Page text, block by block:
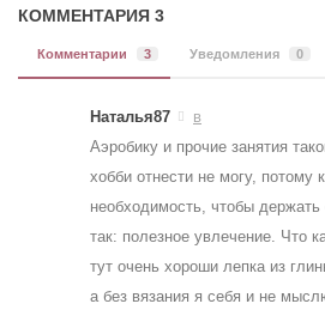
КОММЕНТАРИЯ 3
Комментарии 3 Уведомления 0
Наталья87
в
Аэробику и прочие занятия
хобби отнести не могу, потому
необходимость, чтобы
так: полезное увлечение. Что
тут очень хороши лепка из
а без вязания я себя и не